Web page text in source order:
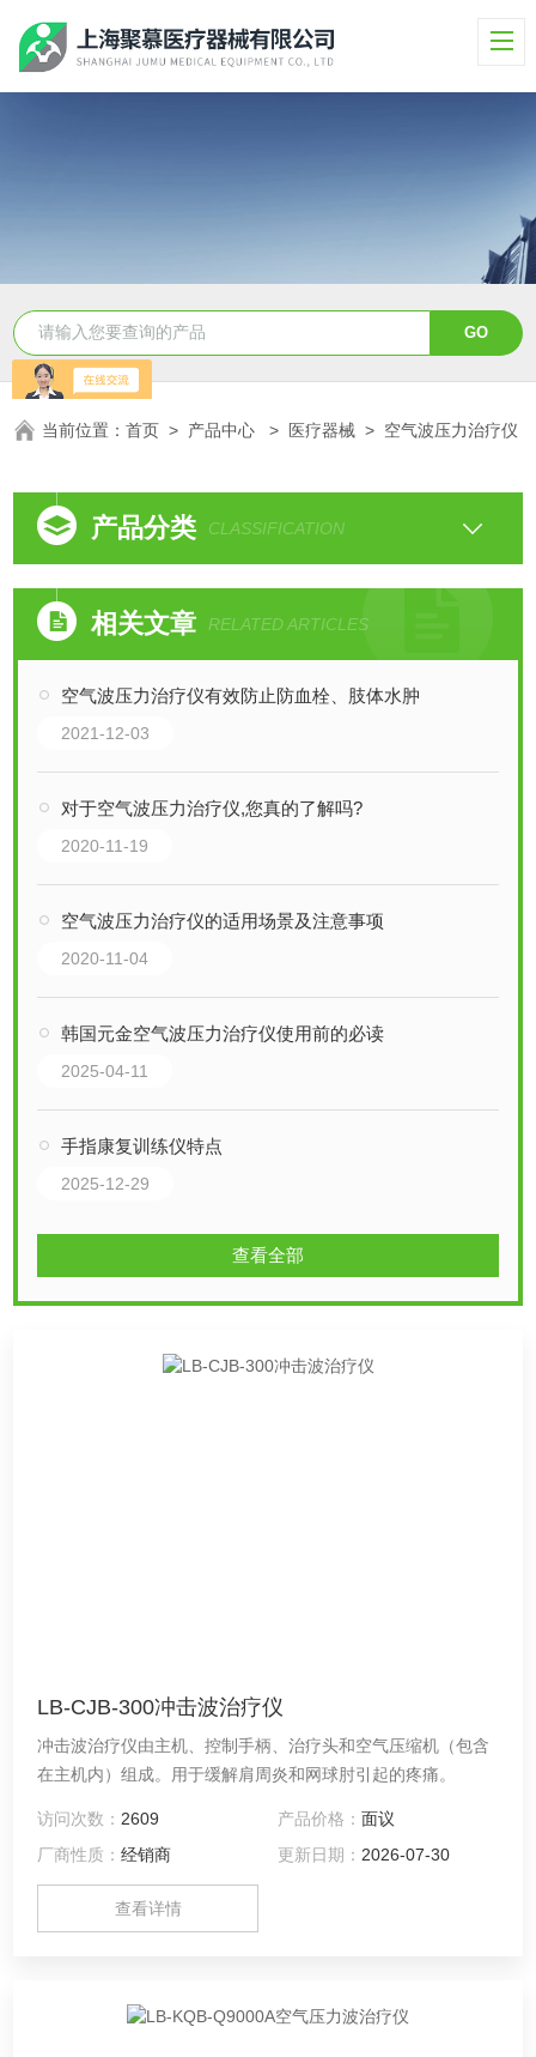
当前位置：首页 > 产品中心 > 医疗器械 > 空气波压力治疗仪
产品分类 CLASSIFICATION
相关文章 RELATED ARTICLES
空气波压力治疗仪有效防止防血栓、肢体水肿
2021-12-03
对于空气波压力治疗仪,您真的了解吗?
2020-11-19
空气波压力治疗仪的适用场景及注意事项
2020-11-04
韩国元金空气波压力治疗仪使用前的必读
2025-04-11
手指康复训练仪特点
2025-12-29
查看全部
LB-CJB-300冲击波治疗仪
冲击波治疗仪由主机、控制手柄、治疗头和空气压缩机（包含
在主机内）组成。用于缓解肩周炎和网球肘引起的疼痛。
访问次数： 2609 产品价格： 面议
厂商性质：经销商 更新日期： 2026-07-30
查看详情